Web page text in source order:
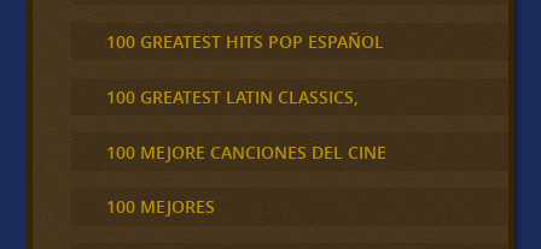
100 GREATEST HITS POP ESPAÑOL
100 GREATEST LATIN CLASSICS,
100 MEJORE CANCIONES DEL CINE
100 MEJORES